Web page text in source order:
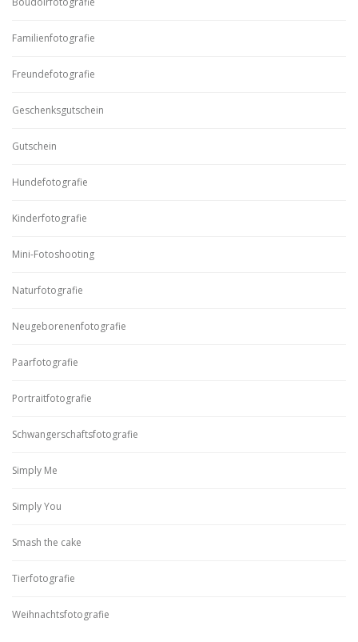
Familienfotografie
Freundefotografie
Geschenksgutschein
Gutschein
Hundefotografie
Kinderfotografie
Mini-Fotoshooting
Naturfotografie
Neugeborenenfotografie
Paarfotografie
Portraitfotografie
Schwangerschaftsfotografie
Simply Me
Simply You
Smash the cake
Tierfotografie
Weihnachtsfotografie